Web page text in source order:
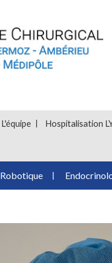
L'équipe Hospitalisation
Robotique